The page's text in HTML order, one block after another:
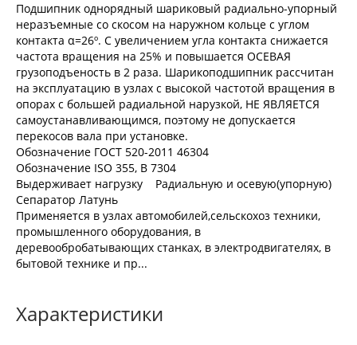
Подшипник однорядный шариковый радиально-упорный
неразъемные со скосом на наружном кольце с углом
контакта α=26º. С увеличением угла контакта снижается
частота вращения на 25% и повышается ОСЕВАЯ
грузоподъеность в 2 раза. Шарикоподшипник рассчитан
на эксплуатацию в узлах с высокой частотой вращения в
опорах с большей радиальной нарузкой, НЕ ЯВЛЯЕТСЯ
самоустанавливающимся, поэтому не допускается
перекосов вала при установке.
Обозначение ГОСТ 520-2011 46304
Обозначение ISO 355, В 7304
Выдерживает нагрузку Радиальную и осевую(упорную)
Сепаратор Латунь
Применяется в узлах автомобилей,сельскохоз техники,
промышленного оборудования, в
деревообробатывающих станках, в электродвигателях, в
бытовой технике и пр...
Характеристики